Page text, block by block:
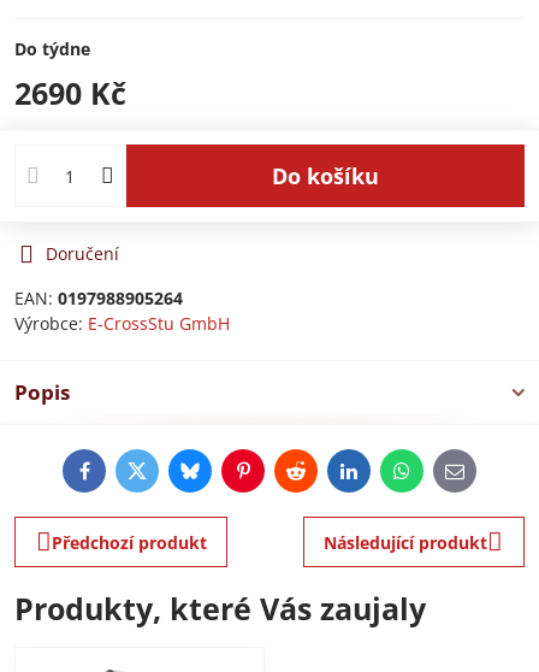
Do týdne
2690 Kč
Do košíku
Doručení
EAN: 0197988905264
Výrobce: E-CrossStu GmbH​
Popis
FacebookTwitterBlueskyPinterestRedditLinkedInWhatsApp
E-
mail
Předchozí produkt Následující produkt
Produkty, které Vás zaujaly